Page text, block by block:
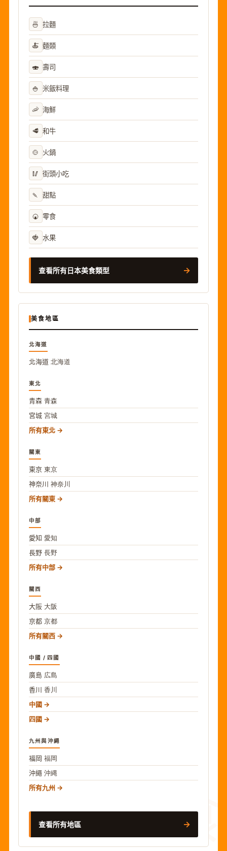
食
🍜 拉麵
🍝 麵類
🍣 壽司
🍚 米飯料理
🦐 海鮮
🥩 和牛
🍲 火鍋
🥢 街頭小吃
🍡 甜點
🍘 零食
🍓 水果
查看所有日本美食類型 →
美食地區
北海道
北海道 北海道
東北
青森 青森
宮城 宮城
所有東北
關東
東京 東京
神奈川 神奈川
所有關東
中部
愛知 愛知
長野 長野
所有中部
關西
大阪 大阪
京都 京都
所有關西
中國 / 四國
廣島 広島
香川 香川
中國
四國
九州與沖繩
福岡 福岡
沖繩 沖縄
所有九州
查看所有地區 →